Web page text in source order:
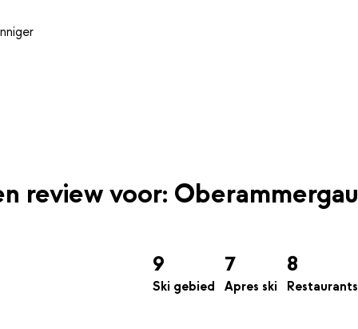
review voor: Oberammergau
9
Ski gebied
7
Apres ski
8
Restaurants